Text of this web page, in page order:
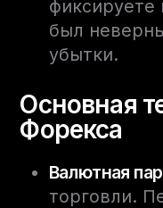
фиксируете
был
убытки.
Основная
Форекса
Валютная
торговли.